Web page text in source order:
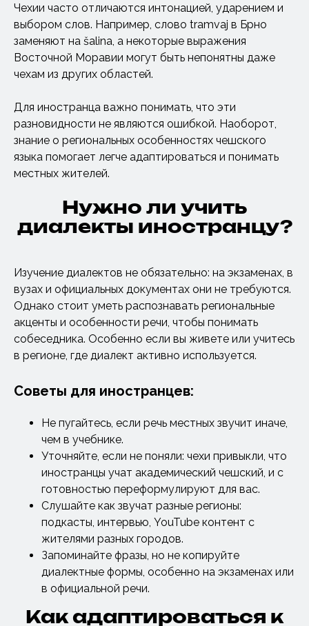
Чехии часто отличаются интонацией, ударением и
выбором слов. Например, слово tramvaj в Брно
заменяют на šalina, а некоторые выражения
Восточной Моравии могут быть непонятны даже
чехам из других областей.
Для иностранца важно понимать, что эти
разновидности не являются ошибкой. Наоборот,
знание о региональных особенностях чешского
языка помогает легче адаптироваться и понимать
местных жителей.
Нужно ли учить
диалекты иностранцу?
Изучение диалектов не обязательно: на экзаменах, в
вузах и официальных документах они не требуются.
Однако стоит уметь распознавать региональные
акценты и особенности речи, чтобы понимать
собеседника. Особенно если вы живете или учитесь
в регионе, где диалект активно используется.
Советы для иностранцев:
Не пугайтесь, если речь местных звучит иначе,
чем в учебнике.
Уточняйте, если не поняли: чехи привыкли, что
иностранцы учат академический чешский, и с
готовностью переформулируют для вас.
Слушайте как звучат разные регионы:
подкасты, интервью, YouTube контент с
жителями разных городов.
Запоминайте фразы, но не копируйте
диалектные формы, особенно на экзаменах или
в официальной речи.
Как адаптироваться к